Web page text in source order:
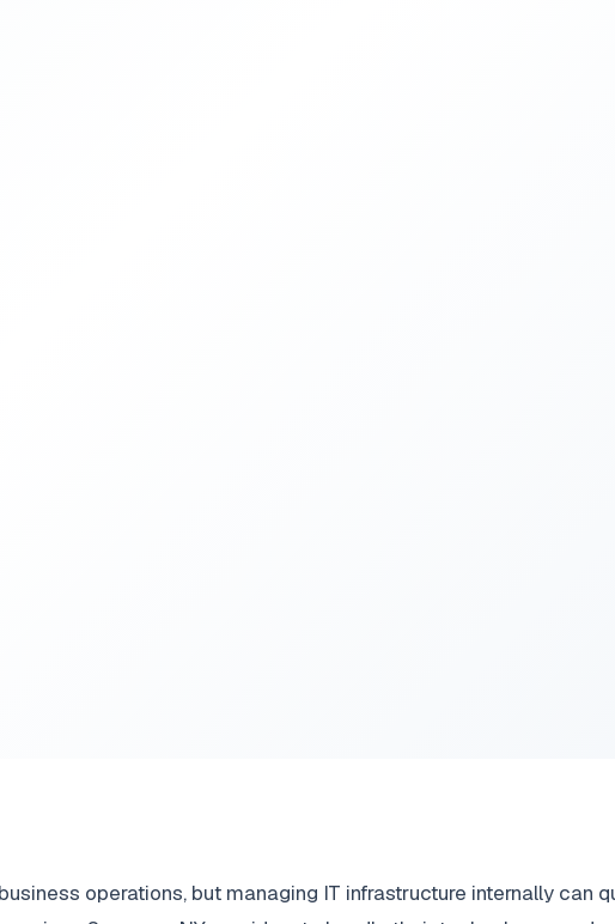
operations, but managing IT infrastructure internally can